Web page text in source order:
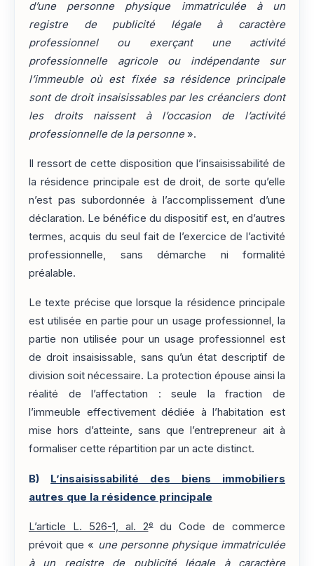
d’une personne physique immatriculée à un
registre de publicité légale à caractère
professionnel ou exerçant une activité
professionnelle agricole ou indépendante sur
l’immeuble où est fixée sa résidence principale
sont de droit insaisissables par les créanciers dont
les droits naissent à l’occasion de l’activité
professionnelle de la personne».
Il ressort de cette disposition que l’insaisissabilité de
la résidence principale est de droit, de sorte qu’elle
n’est pas subordonnée à l’accomplissement d’une
déclaration. Le bénéfice du dispositif est, en d’autres
termes, acquis du seul fait de l’exercice de l’activité
professionnelle, sans démarche ni formalité
préalable.
Le texte précise que lorsque la résidence principale
est utilisée en partie pour un usage professionnel, la
partie non utilisée pour un usage professionnel est
de droit insaisissable, sans qu’un état descriptif de
division soit nécessaire. La protection épouse ainsi la
réalité de l’affectation : seule la fraction de
l’immeuble effectivement dédiée à l’habitation est
mise hors d’atteinte, sans que l’entrepreneur ait à
formaliser cette répartition par un acte distinct.
B) L’insaisissabilité des biens immobiliers
autres que la résidence principale
L’article L. 526-1, al. 2edu Code de commerce
prévoit que « une personne physique immatriculée
à un registre de publicité légale à caractère